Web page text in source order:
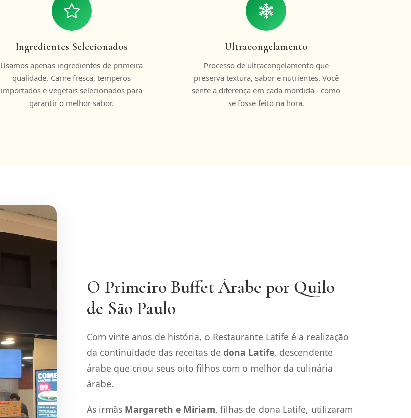
Ingredientes Selecionados
Usamos apenas ingredientes de primeira
qualidade. Carne fresca, temperos
importados e vegetais selecionados para
garantir o melhor sabor.
Ultracongelamento
Processo de ultracongelamento que
preserva textura, sabor e nutrientes. Você
sente a diferença em cada mordida - como
se fosse feito na hora.
O Primeiro Buffet Árabe por Quilo
de São Paulo
Com vinte anos de história, o Restaurante Latife é a realização
da continuidade das receitas de dona Latife, descendente
árabe que criou seus oito filhos com o melhor da culinária
árabe.
As irmãs Margareth e Miriam, filhas de dona Latife, utilizaram